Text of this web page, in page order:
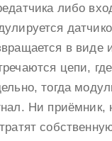
либо
в виде
цепи,
тогда
Ни приёмник,